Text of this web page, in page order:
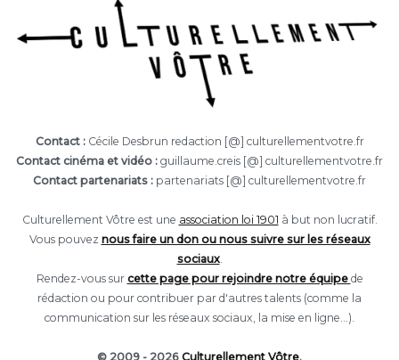
Contact :Cécile Desbrun redaction [@] culturellementvotre.fr
Contact cinéma et vidéo : guillaume.creis [@] culturellementvotre.fr
Contact partenariats : partenariats [@] culturellementvotre.fr
Culturellement Vôtre est une association loi 1901 à but non lucratif.
Vous pouvez nous faire un don ou nous suivre sur les réseaux
sociaux.
Rendez-vous sur cette page pour rejoindre notre équipe de
rédaction ou pour contribuer par d'autres talents (comme la
communication sur les réseaux sociaux, la mise en ligne...).
© 2009 - 2026 Culturellement Vôtre.